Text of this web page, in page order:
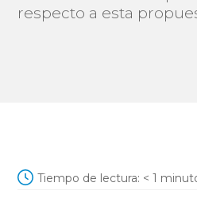
respecto a esta
Tiempo de lectura: < 1